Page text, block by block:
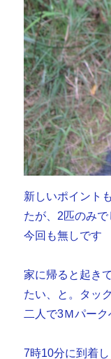
新しいポイント
たが、2匹のみ
今回も無しです
家に帰ると起き
たい、と。タッ
二人で3Ｍパーク
7時10分に到着